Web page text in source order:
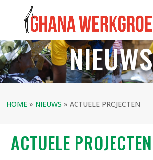
NIEUWS
HOME » NIEUWS »ACTUELE PROJECTEN
ACTUELE PROJECTEN